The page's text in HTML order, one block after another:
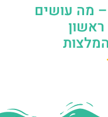
– מה עושים
ראשון